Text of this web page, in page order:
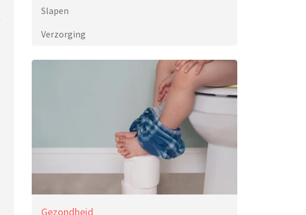
Slapen
Verzorging
Gezondheid